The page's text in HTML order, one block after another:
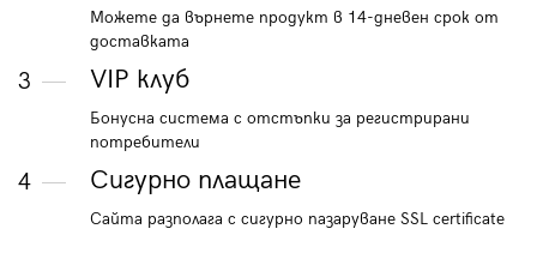
Можете да върнете продукт в 14-дневен срок от
доставката
3 VIP клуб
Бонусна система с отстъпки за регистрирани
потребители
4 Сигурно плащане
Сайта разполага с сигурно пазаруване SSL certificate